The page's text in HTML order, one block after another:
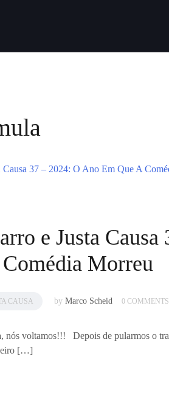
e Justa
Morreu
CAUSA by Marco Scheid 0 COMMENTS
nós voltamos!!! Depois de pularmos o
[…]